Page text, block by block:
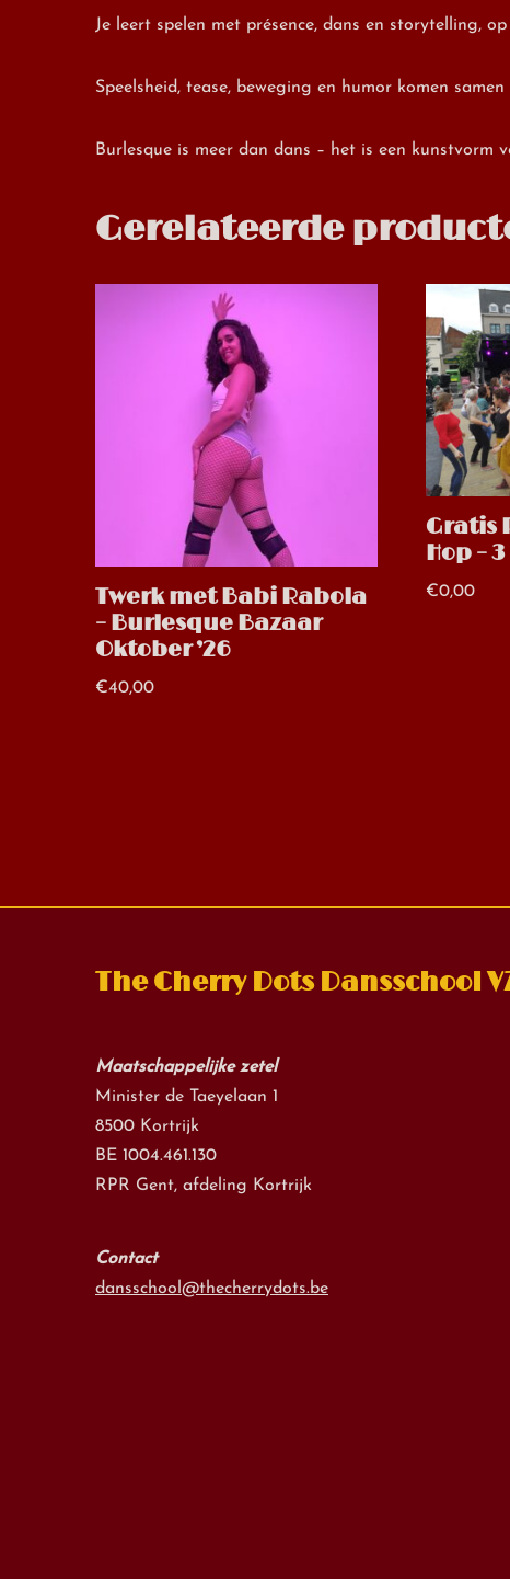
Je leert spelen met présence, dans en storytelling,
Speelsheid, tease, beweging en humor komen
Burlesque is meer dan dans – het is een
Gerelateerde
Twerk met Babi Rabola
– Burlesque Bazaar
Oktober ’26
€40,00
Gratis
Hop –
€0,00
The Cherry Dots Dansschool
Maatschappelijke zetel
Minister de Taeyelaan 1
8500 Kortrijk
BE 1004.461.130
RPR Gent, afdeling Kortrijk
Contact
dansschool@thecherrydots.be